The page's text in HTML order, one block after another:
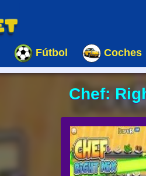
Fútbol Coches
Chef: